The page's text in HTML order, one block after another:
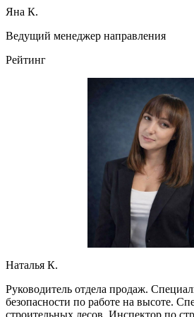
Яна К.
Ведущий менеджер направления
Рейтинг
Наталья К.
Руководитель отдела продаж.
безопасности по работе на высоте.
строительных лесов. Инспектор по